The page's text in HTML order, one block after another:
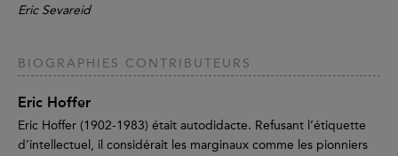
Eric Sevareid
BIOGRAPHIES CONTRIBUTEURS
Eric Hoffer
Eric Hoffer (1902-1983) était autodidacte. Refusant l’étiquette
d’intellectuel, il considérait les marginaux comme les pionniers